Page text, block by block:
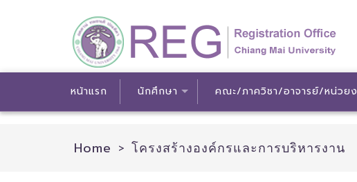
หน้าแรก นักศึกษา คณะ/ภาควิชา/อาจารย์/หน่วย
Home > โครงสร้างองค์กรและการบริหารงาน